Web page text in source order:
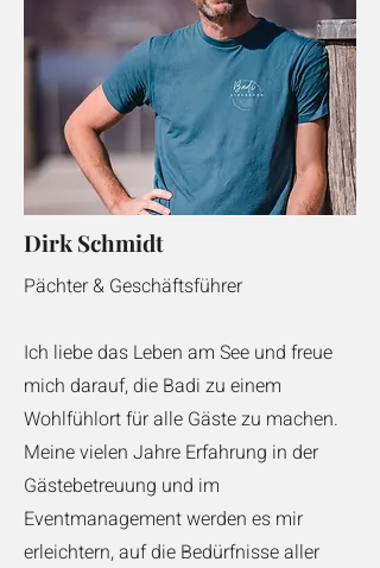
Dirk Schmidt
Pächter & Geschäftsführer
Ich liebe das Leben am See und freue
mich darauf, die Badi zu einem
Wohlfühlort für alle Gäste zu machen.
Meine vielen Jahre Erfahrung in der
Gästebetreuung und im
Eventmanagement werden es mir
erleichtern, auf die Bedürfnisse aller